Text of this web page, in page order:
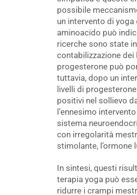
possibile
un intervento di
aminoacido può
ricerche sono state
contabilizzazione dei
progesterone può
tuttavia, dopo un
livelli di
positivi nel sollievo
l’ennesimo
sistema
con irregolarità
stimolante, l’ormone
In sintesi, questi
terapia yoga può
ridurre i crampi